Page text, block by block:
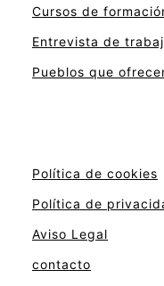
Cursos de
Entrevista de
Pueblos que
Política de cookies
Política de
Aviso Legal
contacto